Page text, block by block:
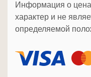
Информация о
характер и не
определяемой